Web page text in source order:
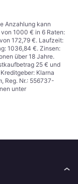
Anzahlung kann
1000 € in 6 Raten:
172,79 €. Laufzeit:
1036,84 €. Zinsen:
über 18 Jahre.
25 € und
Klarna
Reg. Nr.: 556737-
unter